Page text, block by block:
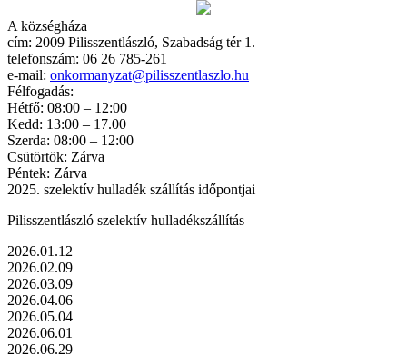
A községháza
cím: 2009 Pilisszentlászló, Szabadság tér 1.
telefonszám: 06 26 785-261
e-mail: onkormanyzat@pilisszentlaszlo.hu
Félfogadás:
Hétfő: 08:00 – 12:00
Kedd: 13:00 – 17.00
Szerda: 08:00 – 12:00
Csütörtök: Zárva
Péntek: Zárva
2025. szelektív hulladék szállítás időpontjai
Pilisszentlászló szelektív hulladékszállítás
2026.01.12
2026.02.09
2026.03.09
2026.04.06
2026.05.04
2026.06.01
2026.06.29